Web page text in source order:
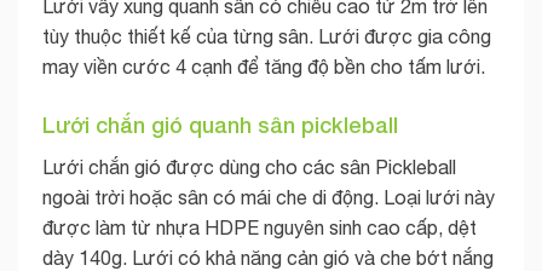
Lưới vây xung quanh sân có chiều cao từ 2m trở lên
tùy thuộc thiết kế của từng sân. Lưới được gia công
may viền cước 4 cạnh để tăng độ bền cho tấm lưới.
Lưới chắn gió quanh sân pickleball
Lưới chắn gió được dùng cho các sân Pickleball
ngoài trời hoặc sân có mái che di động. Loại lưới này
được làm từ nhựa HDPE nguyên sinh cao cấp, dệt
dày 140g. Lưới có khả năng cản gió và che bớt nắng